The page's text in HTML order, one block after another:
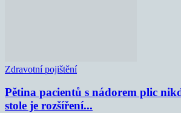
Zdravotní pojištění
Pětina pacientů s nádorem plic
stole je rozšíření...